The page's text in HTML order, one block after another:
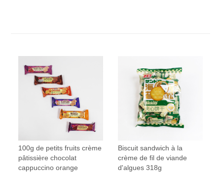
100g de petits fruits crème
pâtissière chocolat
cappuccino orange
Biscuit sandwich à la
crème de fil de viande
d'algues 318g